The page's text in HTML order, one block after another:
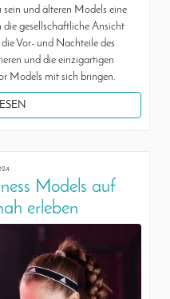
sein und älteren Models eine
gesellschaftliche Ansicht
Vor- und Nachteile des
und die einzigartigen
Models mit sich bringen.
Models auf
erleben